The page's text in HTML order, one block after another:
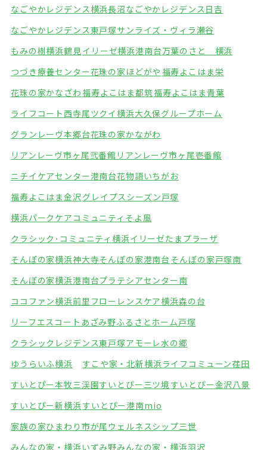
なごやかレジデンス横浜長沼なごやかレジデンス日吉
なごやかレジデンス東戸塚サンライズ・ヴィラ瀬谷
もみの樹横浜鶴見イリーゼ横浜港南台万葉のさと 横浜
つづき療養センター花珠の家ほどがや 福寿よこはま栄
花珠の家かなざわ福寿よこはま都筑福寿よこはま青葉
ライフコート西寺尾ツクイ横浜大久保グループホーム
グランレーヴ本郷台花珠の家かながわ
リアンレーヴ市ヶ尾弐番館 リアンレーヴ市ヶ尾壱番館
ニチイケアセンター港南台花物語いちがお
福寿よこはま金沢 グレイプスシーズン戸塚
横浜パークケアコミュニティそよ風
クラシック･コミュニティ横浜イリーゼたまプラーザ
そんぽの家横浜神大寺そんぽの家港南台そんぽの家戸塚南
そんぽの家横浜港南台プラテシアセンター南
ココファン横浜前里 フローレンスケア横浜森の台
リーフエスコートあざみ野ふるさとホーム戸塚
クラシックレジデンス東戸塚アモーレ水の郷
ゆうらいふ横浜
すこや家・北新横浜ライフコミューン荏田
すいとぴー本牧三渓園すいとぴー三ツ境すいとぴー金沢八景
すいとぴー新横浜すいとぴー港南mio
家族の家ひまわり市が尾 ウェルネスシップ三世
みんなの家・横浜いずみ野みんなの家・横浜羽沢